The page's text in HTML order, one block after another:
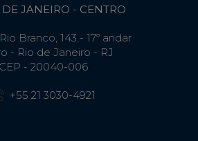
DE JANEIRO - CENTRO
Branco, 143 - 17º andar
- Rio de Janeiro - RJ
CEP - 20040-006
+55 21 3030-4921